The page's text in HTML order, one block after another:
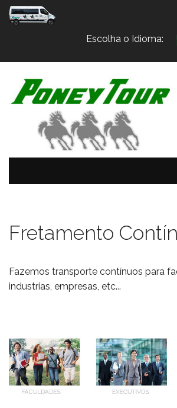
Escolha o Idioma:
SOBRE NÓS
Fretamento
Fazemos transporte contínuos para
industrias, empresas, etc...